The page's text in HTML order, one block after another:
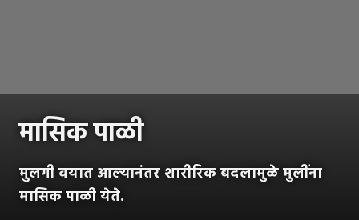
मासिक पाळी
मुलगी वयात आल्यानंतर शारीरिक बदलामुळे मुलींना
मासिक पाळी येते.